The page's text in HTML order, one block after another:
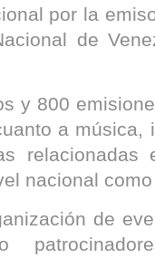
por la
de
y 800
a música,
relacionadas
nacional
de